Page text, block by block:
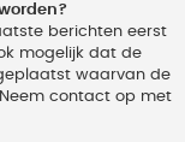
berichten eerst
mogelijk dat de
waarvan de
contact op met